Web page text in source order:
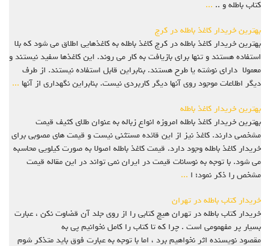
کتاب باطله و .. ...
بهترین خریدار کاغذ باطله در کرج
بهترین خریدار کاغذ باطله در کرج کاغذ باطله به کاغذهایی اطلاق می شود که بلا
استفاده هستند و تنها برای بازیافت به کار می روند. این کاغذها سفید نیستند و
معمولا دارای نوشته یا طرح هستند. بنابراین قابل استفاده نیستند. از طرف
دیگر اطلاعات موجود روی آنها دیگر کاربردی نیست. بنابراین نگهداری از آنها ...
بهترین خریدار کاغذ باطله
بهترین خریدار کاغذ باطله امروزه انواع زباله به عنوان طلای کثیف قیمت
مشخصی دارند. کاغذ نیز از این قائده مستثنی نیست و قیمت های مصوبی برای
خریدار کاغذ باطله وجود دارد. قیمت کاغذ باطله اصولا به صورت کیلویی محاسبه
می شود. با توجه به نوسانات قیمت در ایران نمی تواند در این مقاله قیمت
مشخص را ذکر نمود؛ ا ...
خریدار کتاب باطله در تهران
خریدار کتاب باطله در تهران هیچ کتابی را از روی جلد آن قضاوت نکن ، عبارت
بسیار پر مفهمومی است . چرا که تا کتاب را کامل نخوانیم پی به
مقصود نویسنده اثر نخواهیم برد ، اما با توجه به عبارت فوق باید متذکر شوم